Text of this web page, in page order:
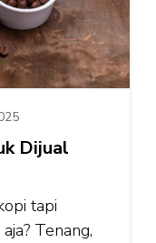
Dijual
tapi
Tenang,